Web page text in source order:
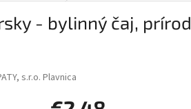
- bylinný čaj,
s.r.o. Plavnica